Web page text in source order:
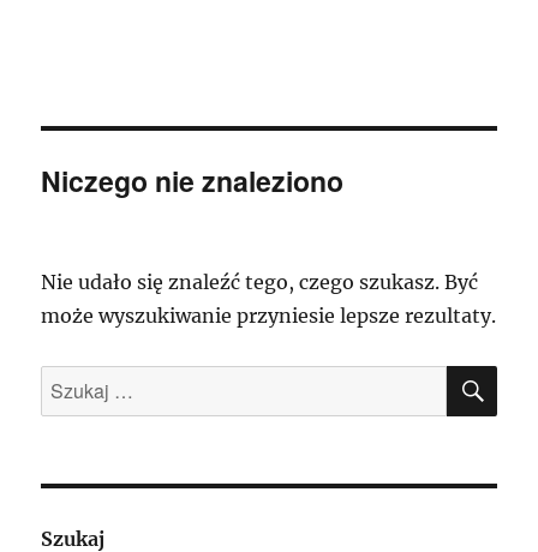
Niczego nie znaleziono
Nie udało się znaleźć tego, czego szukasz. Być
może wyszukiwanie przyniesie lepsze rezultaty.
Szukaj:
Szukaj